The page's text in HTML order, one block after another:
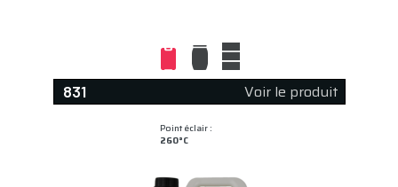
831 Voir le produit
Point éclair :
260°C